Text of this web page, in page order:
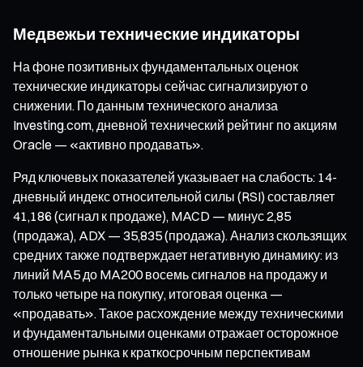
Медвежьи технические индикаторы
На фоне позитивных фундаментальных оценок
технические индикаторы сейчас сигнализируют о
снижении. По данным технического анализа
Investing.com, дневной технический рейтинг по акциям
Oracle — «активно продавать».
Ряд ключевых показателей указывает на слабость: 14-
дневный индекс относительной силы (RSI) составляет
41,186 (сигнал к продаже), MACD — минус 2,85
(продажа), ADX — 35,835 (продажа). Анализ скользящих
средних также подтверждает негативную динамику: из
линий MA5 до MA200 восемь сигналов на продажу и
только четыре на покупку, итоговая оценка —
«продавать». Такое расхождение между техническими
и фундаментальными оценками отражает осторожное
отношение рынка к краткосрочным перспективам